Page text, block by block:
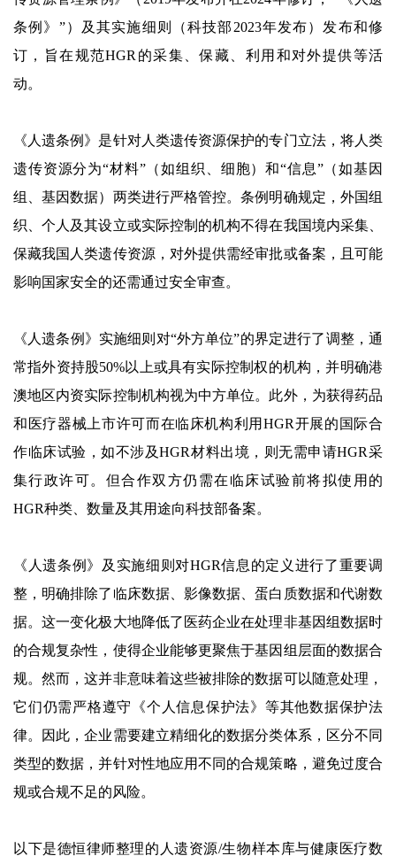
条例》”）及其实施细则（科技部2023年发布）发布和修
订，旨在规范HGR的采集、保藏、利用和对外提供等活
动。
《人遗条例》是针对人类遗传资源保护的专门立法，将人类
遗传资源分为“材料”（如组织、细胞）和“信息”（如基因
组、基因数据）两类进行严格管控。条例明确规定，外国组
织、个人及其设立或实际控制的机构不得在我国境内采集、
保藏我国人类遗传资源，对外提供需经审批或备案，且可能
影响国家安全的还需通过安全审查。
《人遗条例》实施细则对“外方单位”的界定进行了调整，通
常指外资持股50%以上或具有实际控制权的机构，并明确港
澳地区内资实际控制机构视为中方单位。此外，为获得药品
和医疗器械上市许可而在临床机构利用HGR开展的国际合
作临床试验，如不涉及HGR材料出境，则无需申请HGR采
集行政许可。但合作双方仍需在临床试验前将拟使用的
HGR种类、数量及其用途向科技部备案。
《人遗条例》及实施细则对HGR信息的定义进行了重要调
整，明确排除了临床数据、影像数据、蛋白质数据和代谢数
据。这一变化极大地降低了医药企业在处理非基因组数据时
的合规复杂性，使得企业能够更聚焦于基因组层面的数据合
规。然而，这并非意味着这些被排除的数据可以随意处理，
它们仍需严格遵守《个人信息保护法》等其他数据保护法
律。因此，企业需要建立精细化的数据分类体系，区分不同
类型的数据，并针对性地应用不同的合规策略，避免过度合
规或合规不足的风险。
以下是德恒律师整理的人遗资源/生物样本库与健康医疗数